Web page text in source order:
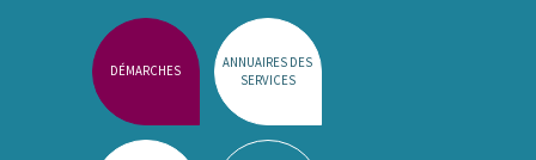
DÉMARCHES
ANNUAIRES DES
SERVICES